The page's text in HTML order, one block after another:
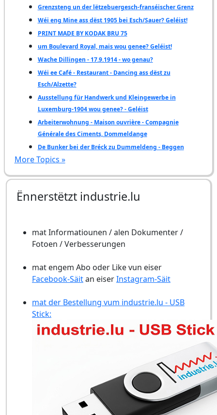
Grenzsteng un der lëtzebuergesch-franséischer Grenz
Wéi eng Mine ass dëst 1905 bei Esch/Sauer? Geléist!
PRINT MADE BY KODAK BRU 75
um Boulevard Royal, mais wou genee? Geléist!
Wache Dillingen - 17.9.1914 - wo genau?
Wéi ee Café - Restaurant - Dancing ass dëst zu
Esch/Alzette?
Ausstellung für Handwerk und Kleingewerbe in
Luxemburg-1904 wou genee? - Geléist
Arbeiterwohnung - Maison ouvrière - Compagnie
Générale des Ciments, Dommeldange
De Bunker bei der Bréck zu Dummeldeng - Beggen
More Topics »
Ënnerstëtzt industrie.lu
mat Informatiounen / alen Dokumenter /
Fotoen / Verbesserungen
mat engem Abo oder Like vun eiser
Facebook-Säitan eiserInstagram-Säit
mat der Bestellung vum industrie.lu - USB
Stick: